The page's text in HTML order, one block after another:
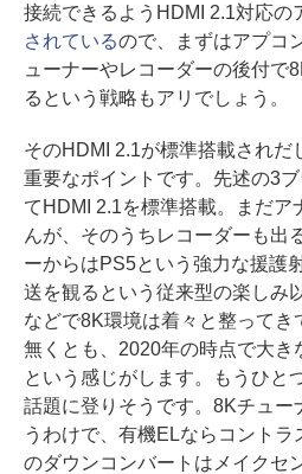
接続できるようHDMI 2.1対応の
されているので、まずはアプコ
ューナーやレコーダーの後付で
るという戦略もアリでしょう。
そのHDMI 2.1が標準搭載されだ
重要なポイントです。先述の3
てHDMI 2.1を標準搭載。まだア
んが、そのうちレコーダーも出
ーからはPS5という強力な援護
送を観るという従来型の楽しみ
などで8K環境は着々と整ってき
無くとも、2020年の時点で大き
という感じがします。もうひと
話題に登りそうです。8Kチュー
うわけで、有機ELならコント
のダウンコンバートはメイクセ